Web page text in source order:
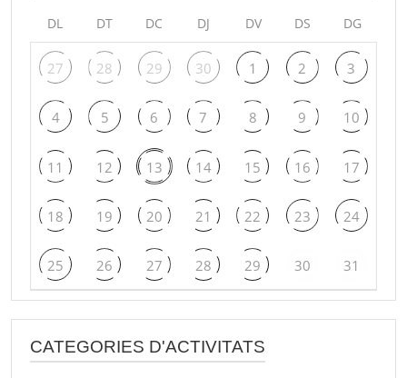
DL DT DC DJ DV DS DG
27 28 29 30 1 2 3
4 5 6 7 8 9 10
11 12 13 14 15 16 17
18 19 20 21 22 23 24
25 26 27 28 29 30 31
CATEGORIES D'ACTIVITATS